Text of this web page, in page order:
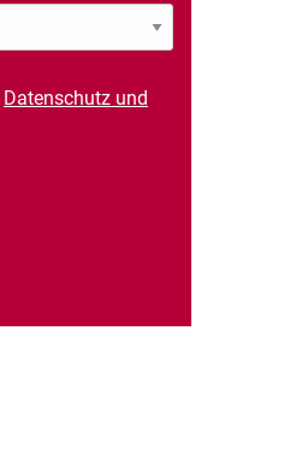
Datenschutz und